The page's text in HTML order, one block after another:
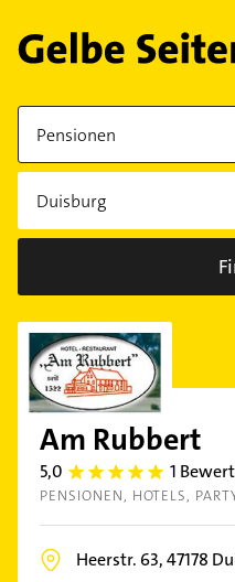
Am Rubbert
5,0 5.0 1
PENSIONEN HOTELS
Heerstr. 63,47178